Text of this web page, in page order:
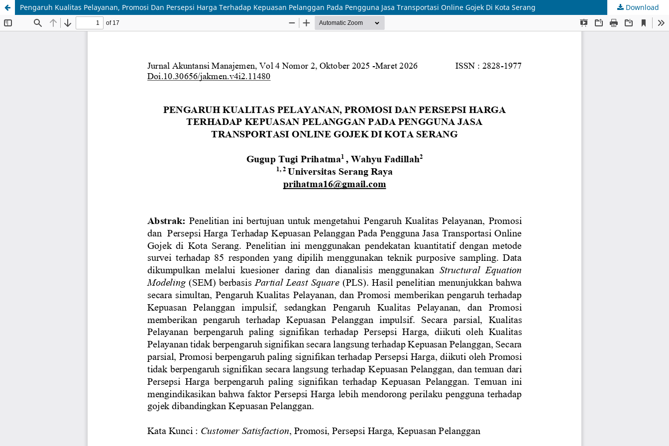
Pengaruh Kualitas Pelayanan, Promosi Dan Persepsi Harga Terhadap Kepuasan Pelanggan Pada Pengguna Jasa Transportasi Online Gojek Di Kota Serang Download